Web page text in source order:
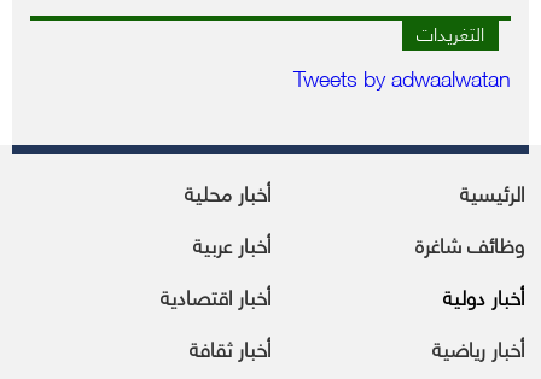
التغريدات
Tweets by adwaalwatan
الرئيسية
أخبار محلية
وظائف شاغرة
أخبار عربية
أخبار دولية
أخبار اقتصادية
أخبار رياضية
أخبار ثقافة